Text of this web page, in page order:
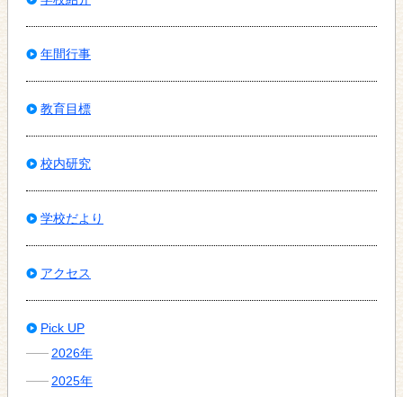
年間行事
教育目標
校内研究
学校だより
アクセス
Pick UP
2026年
2025年